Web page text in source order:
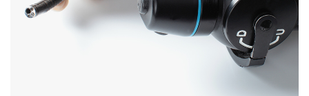
整形外科
神経科